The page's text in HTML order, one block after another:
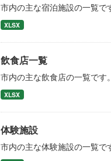
市内の主な宿泊施設の一覧で
XLSX
飲食店一覧
市内の主な飲食店の一覧です
XLSX
体験施設
市内の主な体験施設の一覧で